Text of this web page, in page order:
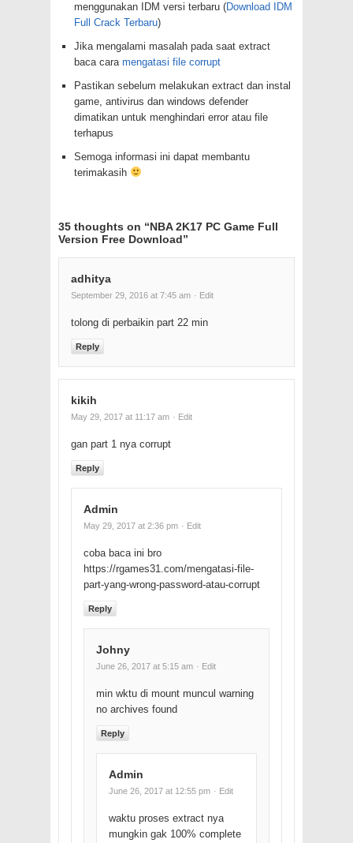
menggunakan IDM versi terbaru (Download IDM
Full Crack Terbaru)
Jika mengalami masalah pada saat extract
baca cara mengatasi file corrupt
Pastikan sebelum melakukan extract dan instal
game, antivirus dan windows defender
dimatikan untuk menghindari error atau file
terhapus
Semoga informasi ini dapat membantu
terimakasih
35 thoughts on “NBA 2K17 PC Game Full
Version Free Download”
adhitya
September 29, 2016 at 7:45 am · Edit
tolong di perbaikin part 22 min
Reply
kikih
May 29, 2017 at 11:17 am · Edit
gan part 1 nya corrupt
Reply
Admin
May 29, 2017 at 2:36 pm · Edit
coba baca ini bro
https://rgames31.com/mengatasi-file-
part-yang-wrong-password-atau-corrupt
Reply
Johny
June 26, 2017 at 5:15 am · Edit
min wktu di mount muncul warning
no archives found
Reply
Admin
June 26, 2017 at 12:55 pm · Edit
waktu proses extract nya
mungkin gak 100% complete